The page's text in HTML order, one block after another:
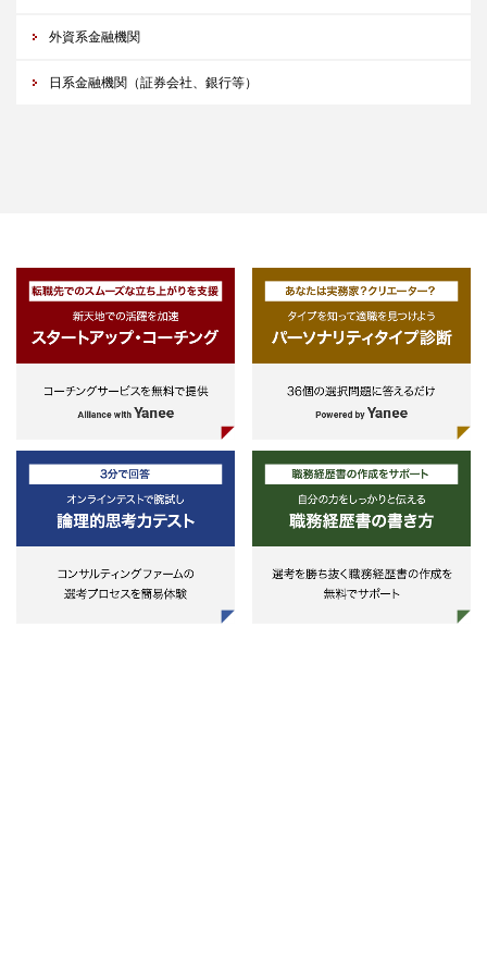
外資系金融機関
日系金融機関（証券会社、銀行等）